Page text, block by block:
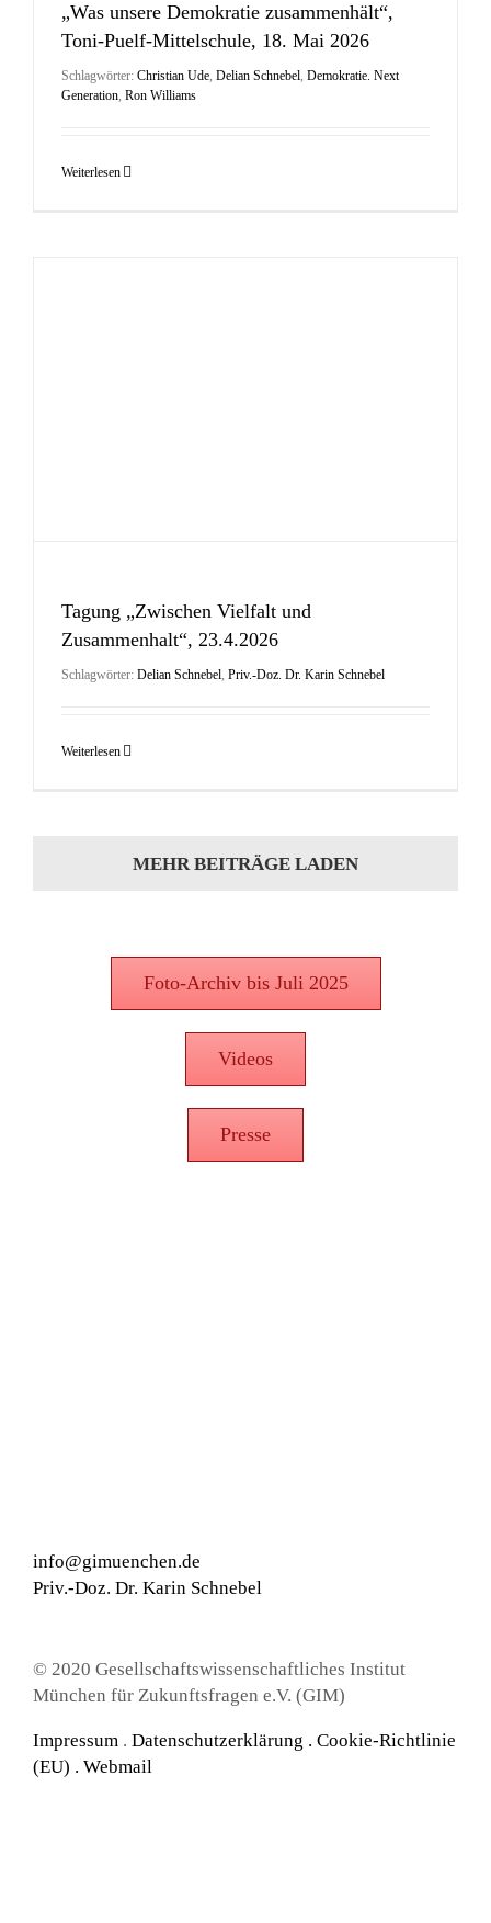
„Was unsere Demokratie zusammenhält“,
Toni-Puelf-Mittelschule, 18. Mai 2026
Schlagwörter: Christian Ude, Delian Schnebel, Demokratie. Next
Generation, Ron Williams
Weiterlesen
Tagung „Zwischen Vielfalt und
Zusammenhalt“, 23.4.2026
Schlagwörter: Delian Schnebel, Priv.-Doz. Dr. Karin Schnebel
Weiterlesen
MEHR BEITRÄGE LADEN
Foto-Archiv bis Juli 2025
Videos
Presse
info@gimuenchen.de
Priv.-Doz. Dr. Karin Schnebel
© 2020 Gesellschaftswissenschaftliches Institut
München für Zukunftsfragen e.V. (GIM)
Impressum . Datenschutzerklärung . Cookie-Richtlinie
(EU) . Webmail